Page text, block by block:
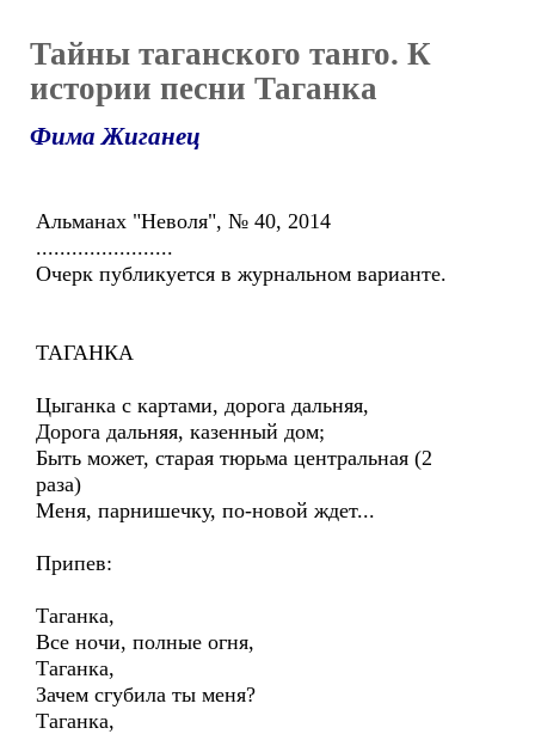
Тайны таганского танго. К
истории песни Таганка
Фима Жиганец
Альманах "Неволя", № 40, 2014
.......................
Очерк публикуется в журнальном варианте.
ТАГАНКА
Цыганка с картами, дорога дальняя,
Дорога дальняя, казенный дом;
Быть может, старая тюрьма центральная (2
раза)
Меня, парнишечку, по-новой ждет...
Припев:
Таганка,
Все ночи, полные огня,
Таганка,
Зачем сгубила ты меня?
Таганка,